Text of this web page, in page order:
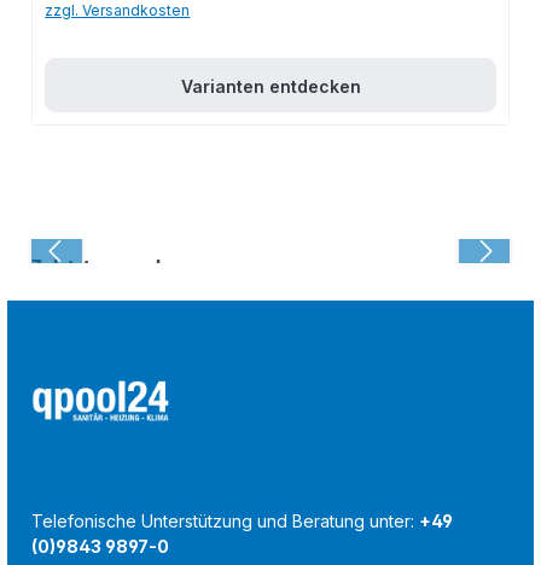
zzgl. Versandkosten
Varianten entdecken
Zuletzt angesehen:
Telefonische Unterstützung und Beratung unter: +49
(0)9843 9897-0